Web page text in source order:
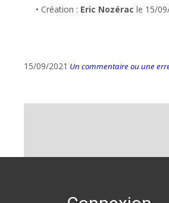
• Création : Eric Nozérac le 15/
15/09/2021 Un commentaire ou une